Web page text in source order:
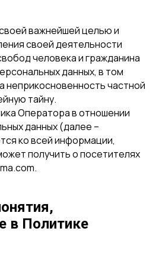
важнейшей целью и
своей деятельности
человека и гражданина
данных, в том
неприкосновенность частной
тайну.
Оператора в отношении
данных (далее –
ко всей информации,
получить о посетителях
в Политике